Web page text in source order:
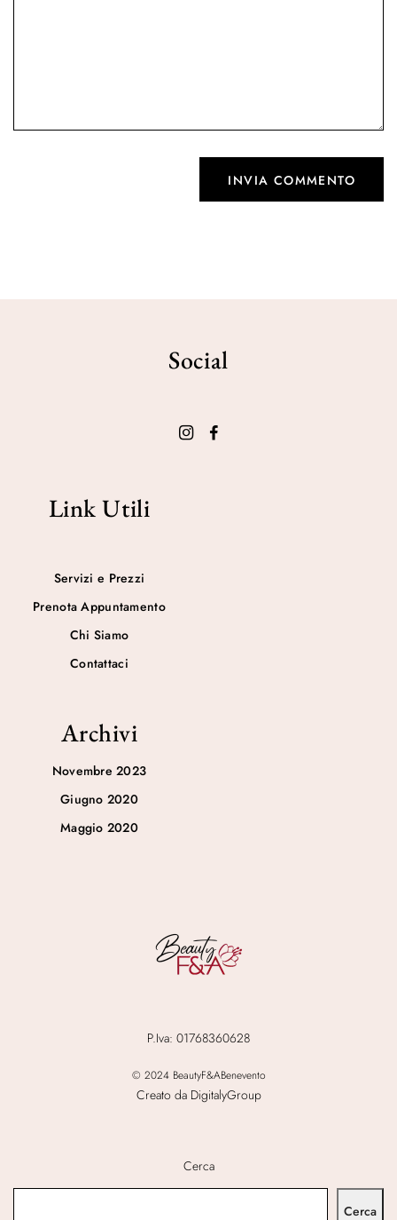
P.Iva: 01768360628
© 2024 BeautyF&ABenevento
Creato da DigitalyGroup
Cerca
Cerca
Link Utili
Servizi e Prezzi
Prenota Appuntamento
Chi Siamo
Contattaci
Archivi
Novembre 2023
Giugno 2020
Maggio 2020
Social